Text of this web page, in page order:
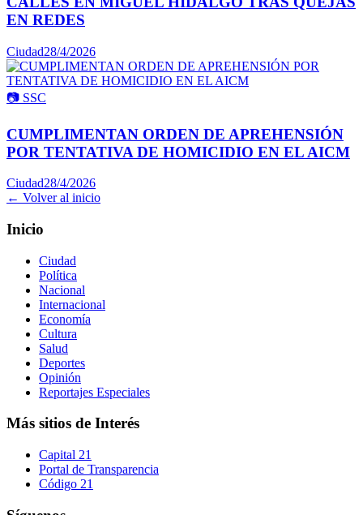
EN REDES
Ciudad28/4/2026
📷 SSC
CUMPLIMENTAN ORDEN DE APREHENSIÓN
POR TENTATIVA DE HOMICIDIO EN EL AICM
Ciudad28/4/2026
← Volver al inicio
Inicio
Ciudad
Política
Nacional
Internacional
Economía
Cultura
Salud
Deportes
Opinión
Reportajes Especiales
Más sitios de Interés
Capital 21
Portal de Transparencia
Código 21